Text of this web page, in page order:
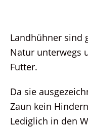
Landhühner sind
Natur unterwegs
Futter.
Da sie
Zaun kein
Lediglich in den